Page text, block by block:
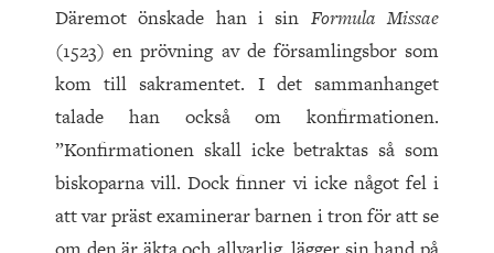
Däremot önskade han i sin Formula Missae
(1523) en prövning av de församlingsbor som
kom till sakramentet. I det sammanhanget
talade han också om konfirmationen.
”Konfirmationen skall icke betraktas så som
biskoparna vill. Dock finner vi icke något fel i
att var präst examinerar barnen i tron för att se